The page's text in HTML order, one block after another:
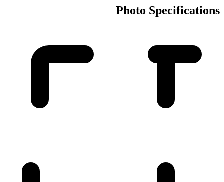
Photo Specifications